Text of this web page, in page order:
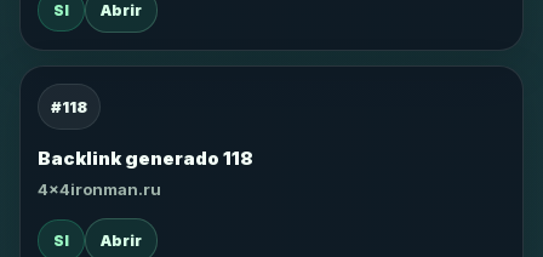
SI Abrir
#118
Backlink generado 118
4x4ironman.ru
SI Abrir